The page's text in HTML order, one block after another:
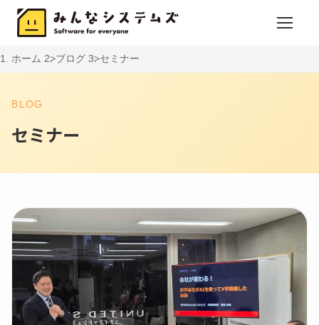
ホーム ブログ セミナー
BLOG
セミナー